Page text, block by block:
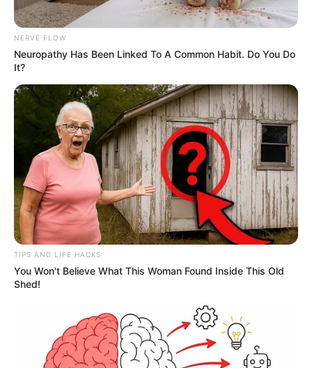
NERVE FLOW
Neuropathy Has Been Linked To A Common Habit. Do You Do
It?
TIPS AND LIFE HACKS
You Won't Believe What This Woman Found Inside This Old
Shed!